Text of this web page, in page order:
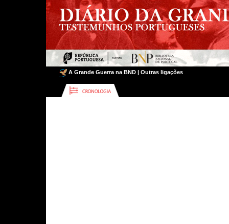
A Grande Guerra na BND | Outras ligações